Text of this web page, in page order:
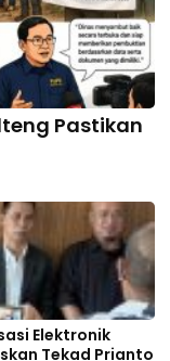
Pastikan
Elektronik
Tekad Prianto